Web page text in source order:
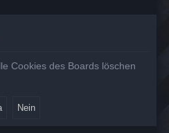
Cookies des Boards löschen